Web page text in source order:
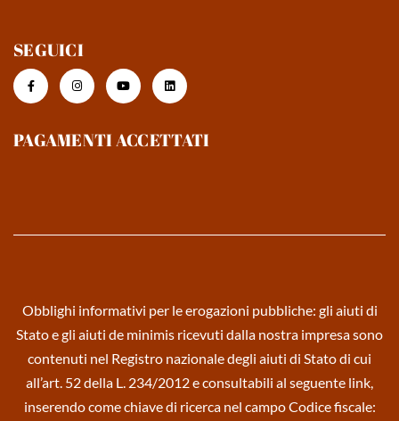
SEGUICI
PAGAMENTI ACCETTATI
Obblighi informativi per le erogazioni pubbliche: gli aiuti di
Stato e gli aiuti de minimis ricevuti dalla nostra impresa sono
contenuti nel Registro nazionale degli aiuti di Stato di cui
all’art. 52 della L. 234/2012 e consultabili al seguente link,
inserendo come chiave di ricerca nel campo Codice fiscale: